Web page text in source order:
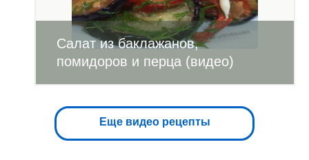
Салат из баклажанов,
помидоров и перца (видео)
Еще видео рецепты